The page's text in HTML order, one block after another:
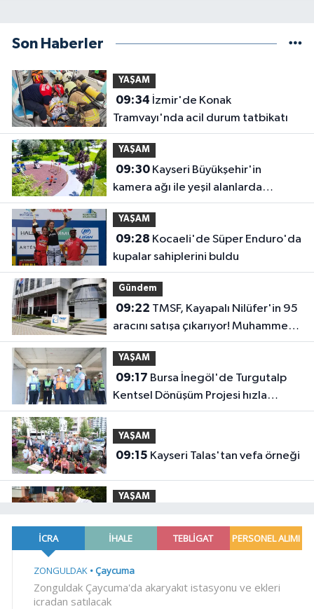
Son Haberler
YAŞAM
09:34
Tramvayı'nda acil durum tatbikatı
YAŞAM
09:30Kayseri Büyükşehir'in
kamera ağı ile yeşil alanlarda
güvenlik üst düzeyde
YAŞAM
09:28
kupalar sahiplerini buldu
Gündem
09:22
aracını satışa çıkarıyor! Muhammen
bedel belli oldu
YAŞAM
09:17
Kentsel Dönüşüm Projesi hızla
ilerliyor
YAŞAM
09:15 Kayseri Talas'tan vefa örneği
YAŞAM
trafiğine büyük neşter
09:04Kocaeli yaz akşamlarında